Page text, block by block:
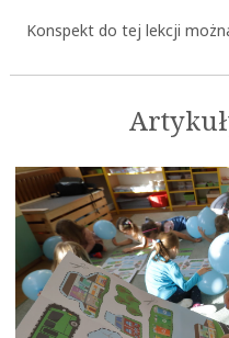
Konspekt do tej lekcji